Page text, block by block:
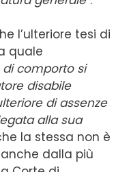
l’ulteriore tesi di
quale
comporto si
disabile
di assenze
alla sua
la stessa non è
dalla più